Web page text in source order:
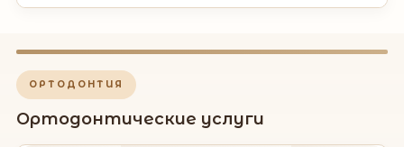
ОРТОДОНТИЯ
Ортодонтические услуги